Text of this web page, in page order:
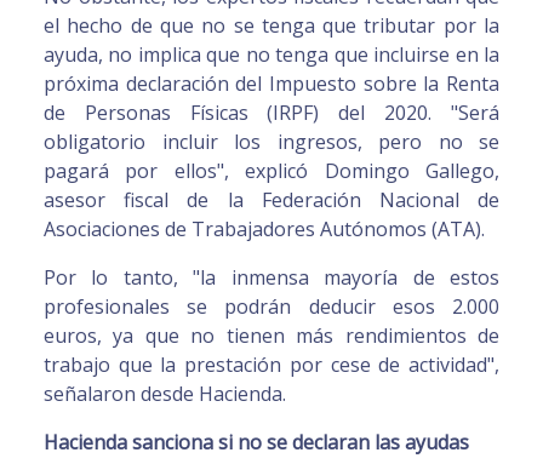
el hecho de que no se tenga que tributar por la
ayuda, no implica que no tenga que incluirse en la
próxima declaración del Impuesto sobre la Renta
de Personas Físicas (IRPF) del 2020. "Será
obligatorio incluir los ingresos, pero no se
pagará por ellos", explicó Domingo Gallego,
asesor fiscal de la Federación Nacional de
Asociaciones de Trabajadores Autónomos (ATA).
Por lo tanto, "la inmensa mayoría de estos
profesionales se podrán deducir esos 2.000
euros, ya que no tienen más rendimientos de
trabajo que la prestación por cese de actividad",
señalaron desde Hacienda.
Hacienda sanciona si no se declaran las ayudas